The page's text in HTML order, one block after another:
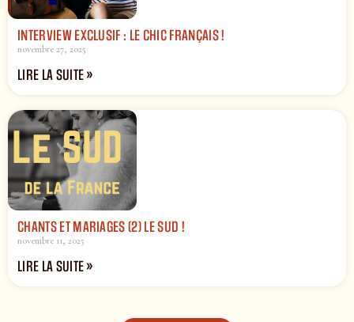
INTERVIEW EXCLUSIF : LE CHIC FRANÇAIS !
novembre 27, 2025
LIRE LA SUITE »
CHANTS ET MARIAGES (2) LE SUD !
novembre 11, 2025
LIRE LA SUITE »